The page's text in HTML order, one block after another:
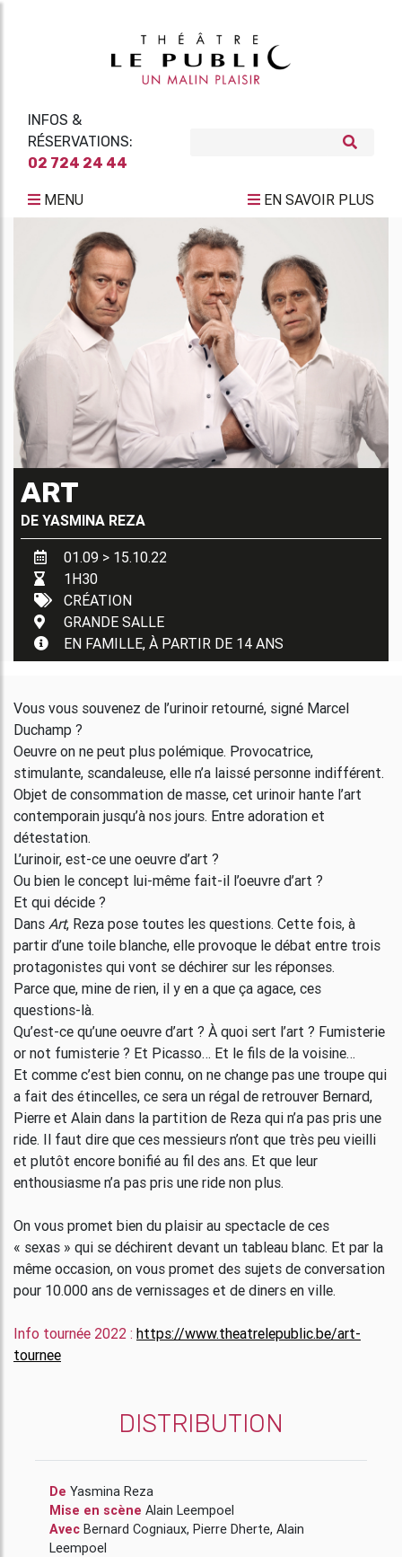
INFOS &
RÉSERVATIONS:
02 724 24 44
MENU EN SAVOIR PLUS
ART
DE YASMINA REZA
01.09 > 15.10.22
1H30
CRÉATION
GRANDE SALLE
EN FAMILLE, À PARTIR DE 14 ANS
Vous vous souvenez de l’urinoir retourné, signé Marcel
Duchamp ?
Oeuvre on ne peut plus polémique. Provocatrice,
stimulante, scandaleuse, elle n’a laissé personne indifférent.
Objet de consommation de masse, cet urinoir hante l’art
contemporain jusqu’à nos jours. Entre adoration et
détestation.
L’urinoir, est-ce une oeuvre d’art ?
Ou bien le concept lui-même fait-il l’oeuvre d’art ?
Et qui décide ?
Dans Art, Reza pose toutes les questions. Cette fois, à
partir d’une toile blanche, elle provoque le débat entre trois
protagonistes qui vont se déchirer sur les réponses.
Parce que, mine de rien, il y en a que ça agace, ces
questions-là.
Qu’est-ce qu’une oeuvre d’art ? À quoi sert l’art ? Fumisterie
or not fumisterie ? Et Picasso… Et le fils de la voisine…
Et comme c’est bien connu, on ne change pas une troupe qui
a fait des étincelles, ce sera un régal de retrouver Bernard,
Pierre et Alain dans la partition de Reza qui n’a pas pris une
ride. Il faut dire que ces messieurs n’ont que très peu vieilli
et plutôt encore bonifié au fil des ans. Et que leur
enthousiasme n’a pas pris une ride non plus.
On vous promet bien du plaisir au spectacle de ces
« sexas » qui se déchirent devant un tableau blanc. Et par la
même occasion, on vous promet des sujets de conversation
pour 10.000 ans de vernissages et de diners en ville.
Info tournée 2022 : https://www.theatrelepublic.be/art-
tournee
DISTRIBUTION
De
Yasmina Reza
Mise en scène
Alain Leempoel
Avec
Bernard Cogniaux, Pierre Dherte, Alain
Leempoel